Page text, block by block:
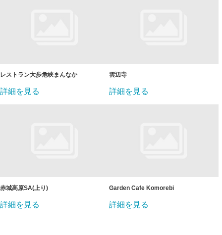
レストラン大歩危峡まんなか
詳細を見る
雲辺寺
詳細を見る
赤城高原SA(上り)
詳細を見る
Garden Cafe Komorebi
詳細を見る